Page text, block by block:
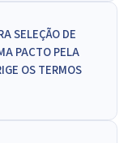
SELEÇÃO DE
PACTO PELA
OS TERMOS